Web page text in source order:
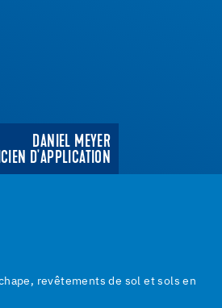
DANIEL MEYER
D'APPLICATION
revêtements de sol et sols en